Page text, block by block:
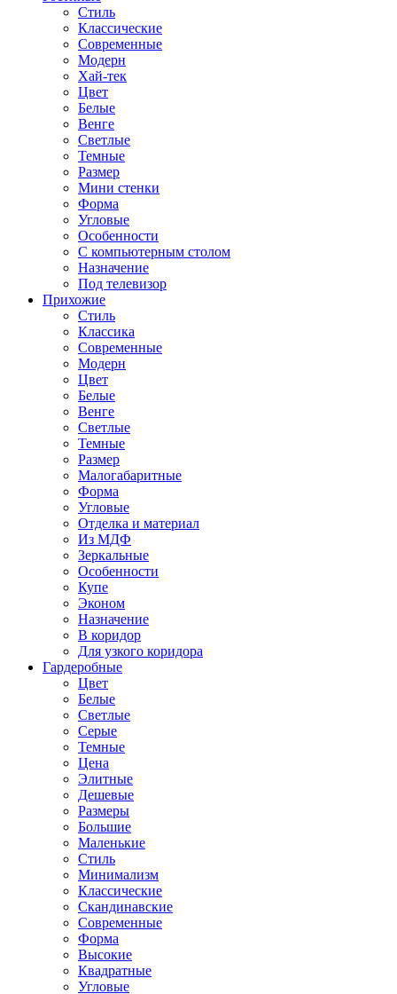
Стиль
Классические
Современные
Модерн
Хай-тек
Цвет
Белые
Венге
Светлые
Темные
Размер
Мини стенки
Форма
Угловые
Особенности
С компьютерным столом
Назначение
Под телевизор
Прихожие
Стиль
Классика
Современные
Модерн
Цвет
Белые
Венге
Светлые
Темные
Размер
Малогабаритные
Форма
Угловые
Отделка и материал
Из МДФ
Зеркальные
Особенности
Купе
Эконом
Назначение
В коридор
Для узкого коридора
Гардеробные
Цвет
Белые
Светлые
Серые
Темные
Цена
Элитные
Дешевые
Размеры
Большие
Маленькие
Стиль
Минимализм
Классические
Скандинавские
Современные
Форма
Высокие
Квадратные
Угловые